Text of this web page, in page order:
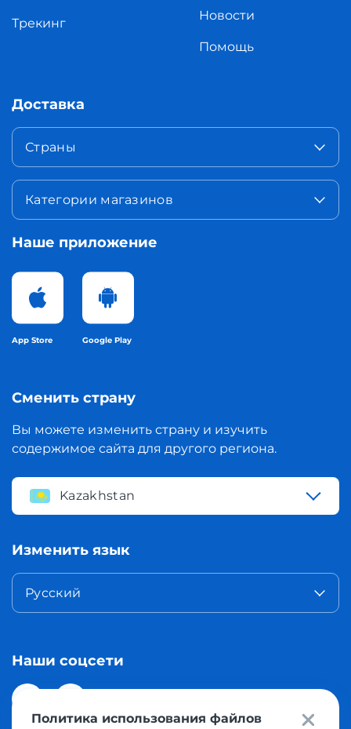
Трекинг
Новости
Помощь
Доставка
Страны
Категории магазинов
Наше приложение
App Store Google Play
Сменить страну
Вы можете изменить страну и изучить
содержимое сайта для другого региона.
Kazakhstan
Изменить язык
Русский
Наши соцсети
Политика использования файлов